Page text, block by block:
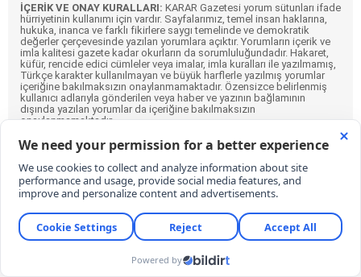
İÇERİK VE ONAY KURALLARI: KARAR Gazetesi yorum sütunları ifade
hürriyetinin kullanımı için vardır. Sayfalarımız, temel insan haklarına,
hukuka, inanca ve farklı fikirlere saygı temelinde ve demokratik
değerler çerçevesinde yazılan yorumlara açıktır. Yorumların içerik ve
imla kalitesi gazete kadar okurların da sorumluluğundadır. Hakaret,
küfür, rencide edici cümleler veya imalar, imla kuralları ile yazılmamış,
Türkçe karakter kullanılmayan ve büyük harflerle yazılmış yorumlar
içeriğine bakılmaksızın onaylanmamaktadır. Özensizce belirlenmiş
kullanıcı adlarıyla gönderilen veya haber ve yazının bağlamının
dışında yazılan yorumlar da içeriğine bakılmaksızın
onaylanmamaktadır.